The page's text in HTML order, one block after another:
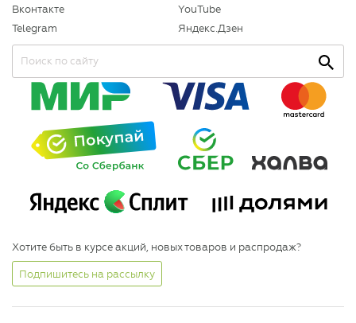
Вконтакте
Telegram
YouTube
Яндекс.Дзен
Хотите быть в курсе акций, новых товаров и распродаж?
Подпишитесь на рассылку